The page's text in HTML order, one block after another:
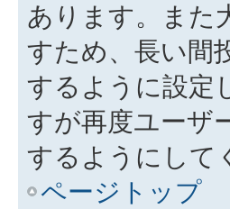
あります。また
すため、長い間
するように設定
すが再度ユーザ
するようにして
ページトップ